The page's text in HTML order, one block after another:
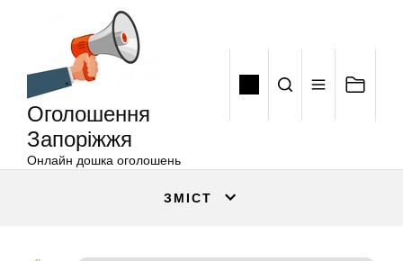
Оголошення
Запоріжжя
Онлайн дошка оголошень
ЗМІСТ